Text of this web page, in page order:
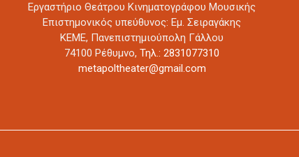
Εργαστήριο Θεάτρου Κινηματογράφου Μουσικής
Επιστημονικός υπεύθυνος: Εμ. Σειραγάκης
ΚΕΜΕ, Πανεπιστημιούπολη Γάλλου
74100 Ρέθυμνο,Τηλ.: 2831077310
metapoltheater@gmail.com